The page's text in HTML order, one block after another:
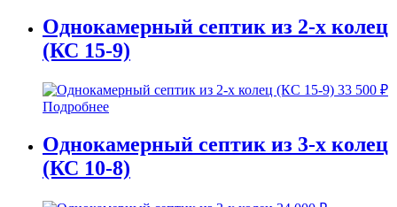
Однокамерный септик из 2-х колец
(КС 15-9)
33 500 ₽
Подробнее
Однокамерный септик из 3-х колец
(КС 10-8)